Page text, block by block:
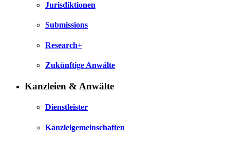
Jurisdiktionen
Submissions
Research+
Zukünftige Anwälte
Kanzleien & Anwälte
Dienstleister
Kanzleigemeinschaften